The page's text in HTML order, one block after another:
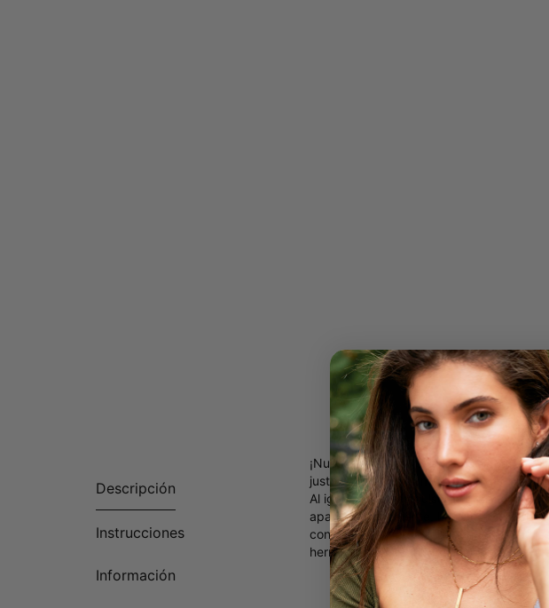
Descripción
Instrucciones
Información
¡Nuestra Pulsera Estilo Explorador para
justo para agregar múltiples nombres,
Al igual que otras pulseras grabadas de
apariencia excelente. La banda de
contraste. Perfecta para regalar a
hermano. Vea nuestra colección para ver